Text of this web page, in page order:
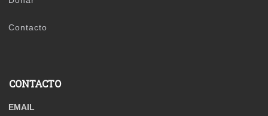
Contacto
CONTACTO
EMAIL